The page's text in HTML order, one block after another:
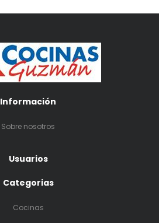
Información
Sobre nosotros
Usuarios
Categorias
Cocinas